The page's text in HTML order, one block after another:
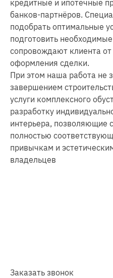
кредитные и ипотечные
банков-партнёров.
подобрать оптимальные
подготовить
сопровождают клиента
оформления сделки.
При этом наша работа не
завершением
услуги комплексного
разработку
интерьера, позволяющие
полностью
привычкам и
владельцев
Заказать звонок